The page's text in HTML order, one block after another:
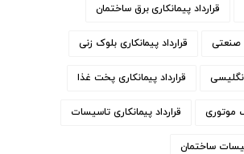
قرارداد پیمانکاری برق ساختمان
صنعتی قرارداد پیمانکاری بلوک زنی
قرارداد پیمانکاری پخت غذا
موتوری قرارداد پیمانکاری تاسیسات
ساختمان